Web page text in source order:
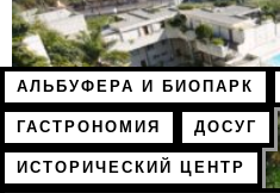
АЛЬБУФЕРА И БИОПАРК
ГАСТРОНОМИЯ ДОСУГ
ИСТОРИЧЕСКИЙ ЦЕНТР